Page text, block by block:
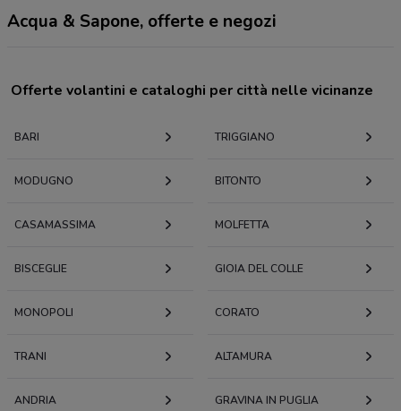
Acqua & Sapone, offerte e negozi
Offerte volantini e cataloghi per città nelle vicinanze
BARI TRIGGIANO
MODUGNO BITONTO
CASAMASSIMA MOLFETTA
BISCEGLIE GIOIA DEL COLLE
MONOPOLI CORATO
TRANI ALTAMURA
ANDRIA GRAVINA IN PUGLIA